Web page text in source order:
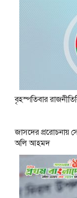
বৃহস্পতিবার
জাসদের প্ররোচনায়
অলি আহমদ